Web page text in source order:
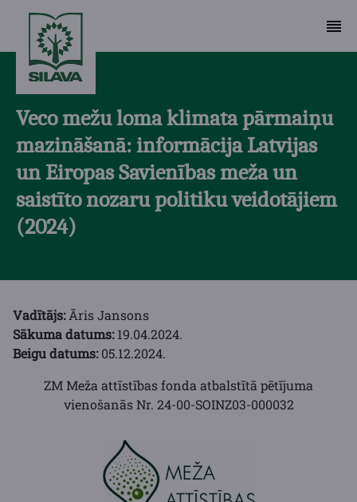
Veco mežu loma klimata pārmaiņu
mazināšanā: informācija Latvijas
un Eiropas Savienības meža un
saistīto nozaru politiku veidotājiem
(2024)
Vadītājs:Āris Jansons
Sākuma datums:19.04.2024.
Beigu datums:05.12.2024.
ZM Meža attīstības fonda atbalstītā pētījuma
vienošanās Nr. 24-00-SOINZ03-000032